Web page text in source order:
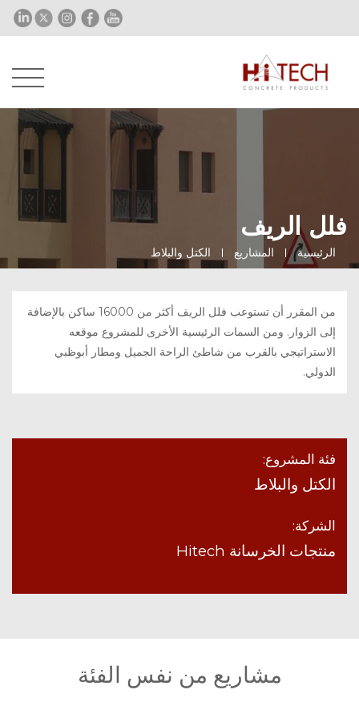
فلل الريف
الرئيسية المشاريع الكتل والبلاط
من المقرر أن تستوعب فلل الريف أكثر من 16000 ساكن بالإضافة
إلى الزوار. ومن السمات الرئيسية الأخرى للمشروع موقعه
الاستراتيجي بالقرب من شاطئ الراحة الجميل ومطار أبوظبي
الدولي.
فئة المشروع:
الكتل والبلاط
الشركة:
منتجات الخرسانة Hitech
مشاريع من نفس الفئة